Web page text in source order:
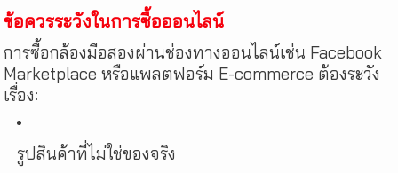
ข้อควรระวังในการซื้อออนไลน์
การซื้อกล้องมือสองผ่านช่องทางออนไลน์เช่น Facebook
Marketplace หรือแพลตฟอร์ม E-commerce ต้องระวัง
เรื่อง:
รูปสินค้าที่ไม่ใช่ของจริง